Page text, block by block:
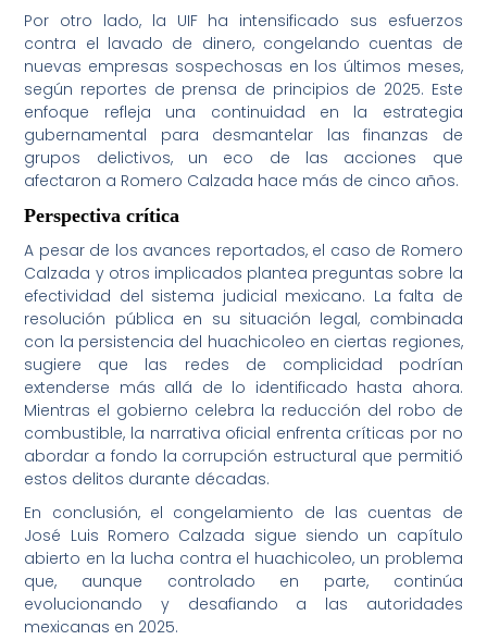
Por otro lado, la UIF ha intensificado sus esfuerzos
contra el lavado de dinero, congelando cuentas de
nuevas empresas sospechosas en los últimos meses,
según reportes de prensa de principios de 2025. Este
enfoque refleja una continuidad en la estrategia
gubernamental para desmantelar las finanzas de
grupos delictivos, un eco de las acciones que
afectaron a Romero Calzada hace más de cinco años.
Perspectiva crítica
A pesar de los avances reportados, el caso de Romero
Calzada y otros implicados plantea preguntas sobre la
efectividad del sistema judicial mexicano. La falta de
resolución pública en su situación legal, combinada
con la persistencia del huachicoleo en ciertas regiones,
sugiere que las redes de complicidad podrían
extenderse más allá de lo identificado hasta ahora.
Mientras el gobierno celebra la reducción del robo de
combustible, la narrativa oficial enfrenta críticas por no
abordar a fondo la corrupción estructural que permitió
estos delitos durante décadas.
En conclusión, el congelamiento de las cuentas de
José Luis Romero Calzada sigue siendo un capítulo
abierto en la lucha contra el huachicoleo, un problema
que, aunque controlado en parte, continúa
evolucionando y desafiando a las autoridades
mexicanas en 2025.